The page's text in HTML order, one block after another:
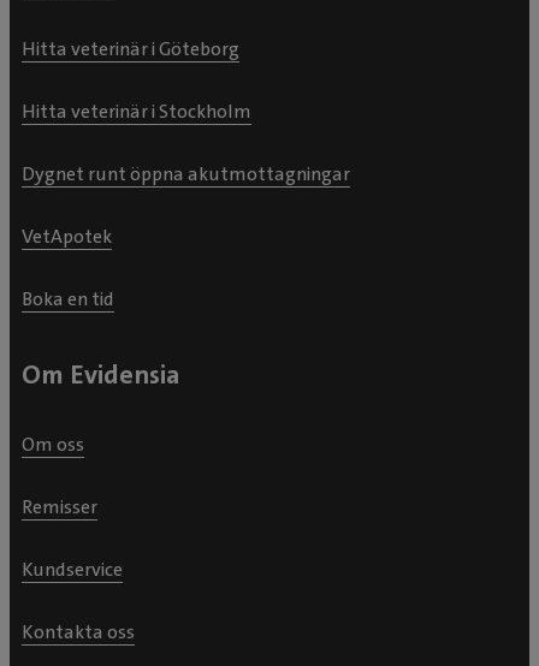
Hitta veterinär i Göteborg
Hitta veterinär i Stockholm
Dygnet runt öppna akutmottagningar
VetApotek
Boka en tid
Om Evidensia
Om oss
Remisser
Kundservice
Kontakta oss